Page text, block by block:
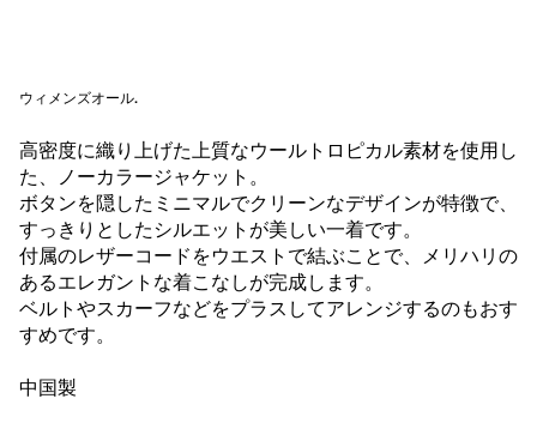
ウィメンズオール.
高密度に織り上げた上質なウールトロピカル素材を使用し
た、ノーカラージャケット。
ボタンを隠したミニマルでクリーンなデザインが特徴で、
すっきりとしたシルエットが美しい一着です。
付属のレザーコードをウエストで結ぶことで、メリハリの
あるエレガントな着こなしが完成します。
ベルトやスカーフなどをプラスしてアレンジするのもおす
すめです。
中国製